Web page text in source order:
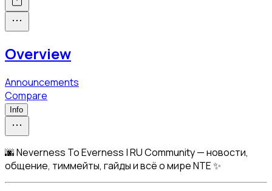
Overview
Announcements
Compare
Info
🌆 Neverness To Everness | RU Community — новости,
общение, тиммейты, гайды и всё о мире NTE ✨